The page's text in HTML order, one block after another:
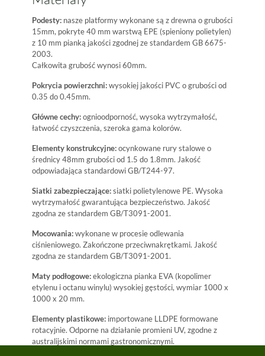
Podesty:nasze platformy wykonane są z drewna o grubości
15mm, pokryte 40 mm warstwą EPE (spieniony polietylen)
z 10 mm pianką jakości zgodnej ze standardem GB 6675-
2003.
Całkowita grubość wynosi 60mm.
Pokrycia powierzchni:wysokiej jakości PVC o grubości od
0.35 do 0.45mm.
Główne cechy:ognioodporność, wysoka wytrzymałość,
łatwość czyszczenia, szeroka gama kolorów.
Elementy konstrukcyjne:ocynkowane rury stalowe o
średnicy 48mm grubości od 1.5 do 1.8mm. Jakość
odpowiadająca standardowi GB/T244-97.
Siatki zabezpieczające:siatki polietylenowe PE. Wysoka
wytrzymałość gwarantująca bezpieczeństwo. Jakość
zgodna ze standardem GB/T3091-2001.
Mocowania:wykonane w procesie odlewania
ciśnieniowego. Zakończone przeciwnakrętkami. Jakość
zgodna ze standardem GB/T3091-2001.
Maty podłogowe:ekologiczna pianka EVA (kopolimer
etylenu i octanu winylu) wysokiej gęstości, wymiar 1000 x
1000 x 20 mm.
Elementy plastikowe:importowane LLDPE formowane
rotacyjnie. Odporne na działanie promieni UV, zgodne z
australijskimi normami gastronomicznymi.